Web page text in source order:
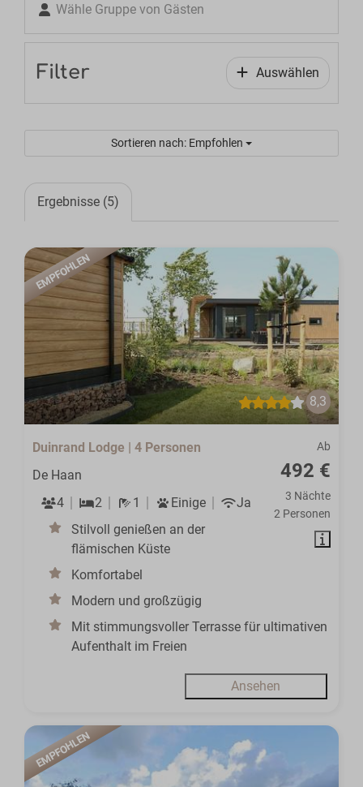
Wähle Gruppe von Gästen
Filter Auswählen
Sortieren nach: Empfohlen
Ergebnisse (5)
EMPFOHLEN
8,3
Ab
492 €
3 Nächte
2 Personen
Duinrand Lodge | 4 Personen
De Haan
4
2 1 Einige
Ja
Stilvoll genießen an der
flämischen Küste
Komfortabel
Modern und großzügig
Mit stimmungsvoller Terrasse für ultimativen
Aufenthalt im Freien
Ansehen
EMPFOHLEN